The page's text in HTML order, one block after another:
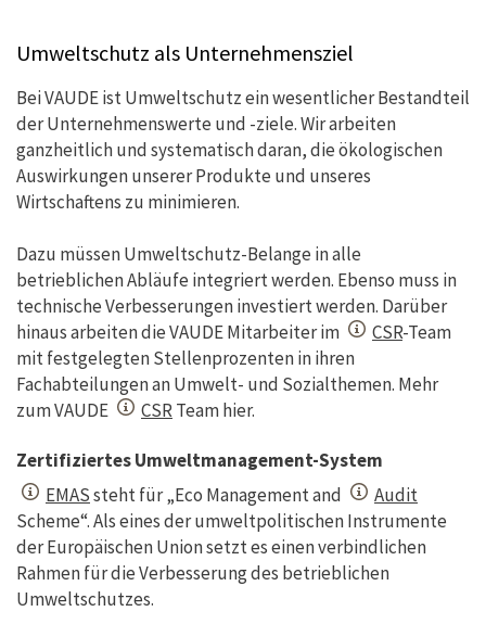
Umweltschutz als Unternehmensziel
Bei VAUDE ist Umweltschutz ein wesentlicher Bestandteil
der Unternehmenswerte und -ziele. Wir arbeiten
ganzheitlich und systematisch daran, die ökologischen
Auswirkungen unserer Produkte und unseres
Wirtschaftens zu minimieren.
Dazu müssen Umweltschutz-Belange in alle
betrieblichen Abläufe integriert werden. Ebenso muss in
technische Verbesserungen investiert werden. Darüber
hinaus arbeiten die VAUDE Mitarbeiter im
CSR-Team
mit festgelegten Stellenprozenten in ihren
Fachabteilungen an Umwelt- und Sozialthemen. Mehr
zum VAUDE
CSRTeam hier.
Zertifiziertes Umweltmanagement-System
EMASsteht für „Eco Management and
Audit
Scheme“. Als eines der umweltpolitischen Instrumente
der Europäischen Union setzt es einen verbindlichen
Rahmen für die Verbesserung des betrieblichen
Umweltschutzes.